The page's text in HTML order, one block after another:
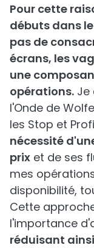
Pour cette
débuts dans
pas de
écrans, les
une
opérations. Je
l'Onde de
les Stop et
nécessité
prix et de ses
mes
disponibilité,
Cette
l'importance
réduisant